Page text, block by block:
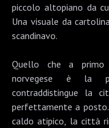
piccolo altopiano da
Una visuale da
scandinavo.
Quello che a primo
norvegese è la
contraddistingue la
perfettamente a
caldo atipico, la città